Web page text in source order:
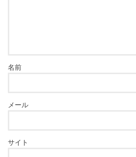
名前
メール
サイト